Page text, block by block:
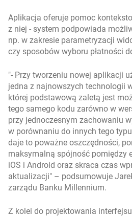
Aplikacja oferuje pomoc
z niej - system podpowiada
np. w zakresie parametryzacji
czy sposobów wyboru płatności
- Przy tworzeniu nowej aplikacji
jedna z najnowszych technologii
której podstawową zaletą jest
tego samego kodu zarówno w
przy jednoczesnym zachowaniu
w porównaniu do innych tego
daje to poważne oszczędności,
maksymalną spójność pomiędzy
iOS i Android oraz skraca czas
aktualizacji – podsumowuje
zarządu Banku Millennium.
Z kolei do projektowania